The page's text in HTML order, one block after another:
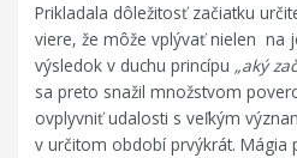
Prikladala dôležitosť začiatku
viere, že môže vplývať nielen na
výsledok v duchu princípu „aký
sa preto snažil množstvom
ovplyvniť udalosti s veľkým
v určitom období prvýkrát. Mágia